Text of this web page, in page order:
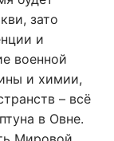
зато
и
военной
и химии,
– всё
в Овне.